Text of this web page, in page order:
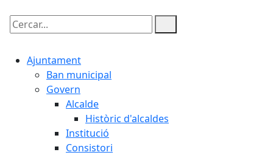
Cercar:
Ajuntament
Ban municipal
Govern
Alcalde
Històric d'alcaldes
Institució
Consistori